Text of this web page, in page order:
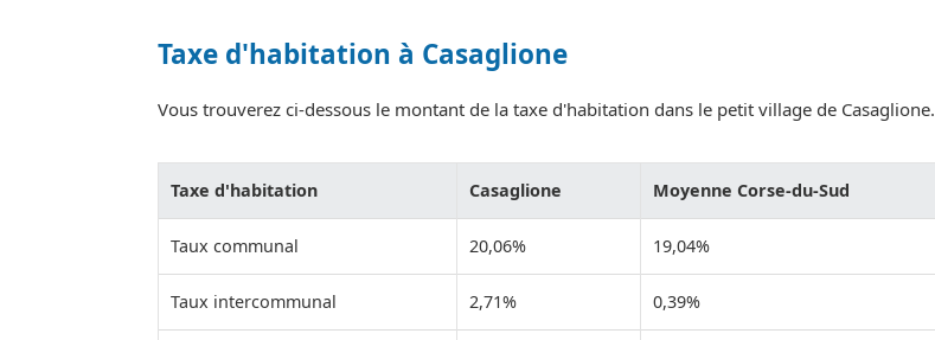
Taxe d'habitation à Casaglione
Vous trouverez ci-dessous le montant de la taxe d'habitation dans le petit village de Casaglione.
Taxe d'habitation Casaglione Moyenne Corse-du-Sud
Taux communal 20,06% 19,04%
Taux intercommunal 2,71% 0,39%